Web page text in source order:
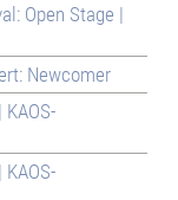
Open Stage |
Newcomer